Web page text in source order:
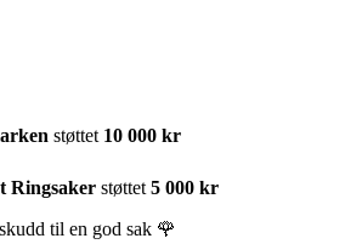
støttet 10 000 kr
Ringsaker støttet 5 000 kr
til en god sak 🌹